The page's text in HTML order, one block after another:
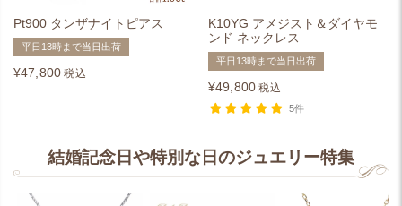
Pt900 タンザナイトピアス
平日13時まで当日出荷
¥47,800 税込
K10YG アメジスト＆ダイヤモ
ンド ネックレス
平日13時まで当日出荷
¥49,800 税込
5件
結婚記念日や特別な日のジュエリー特集